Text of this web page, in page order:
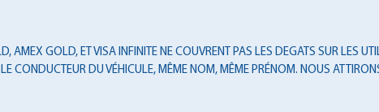
AMEX GOLD, ET VISA INFINITE NE COUVRENT PAS LES DEGATS SUR LES
CONDUCTEUR DU VÉHICULE, MÊME NOM, MÊME PRÉNOM. NOUS